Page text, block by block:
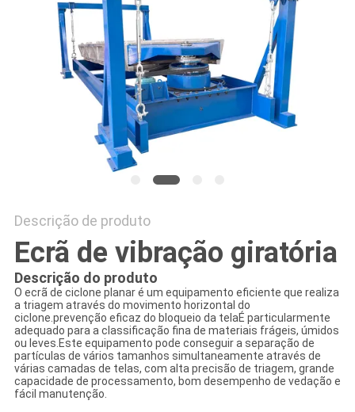
Descrição de produto
Ecrã de vibração giratória
Descrição do produto
O ecrã de ciclone planar é um equipamento eficiente que realiza
a triagem através do movimento horizontal do
ciclone.prevenção eficaz do bloqueio da telaÉ particularmente
adequado para a classificação fina de materiais frágeis, úmidos
ou leves.Este equipamento pode conseguir a separação de
partículas de vários tamanhos simultaneamente através de
várias camadas de telas, com alta precisão de triagem, grande
capacidade de processamento, bom desempenho de vedação e
fácil manutenção.